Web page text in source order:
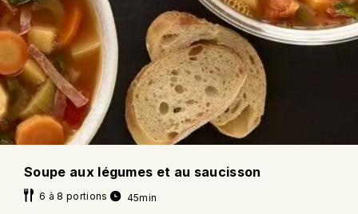
Soupe aux légumes et au saucisson
6 à 8 portions 45min